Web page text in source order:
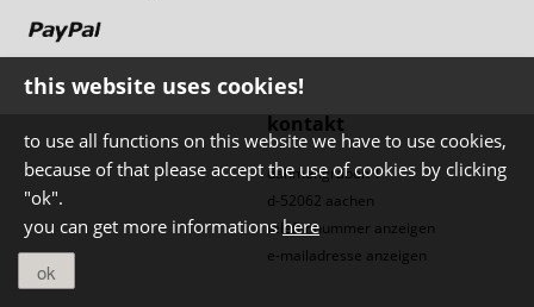
kontakt
dahmengraben 1
d-52062 aachen
telefonnummer anzeigen
e-mailadresse anzeigen
this website uses cookies!
to use all functions on this website we have to use cookies,
because of that please accept the use of cookies by clicking
"ok".
you can get more informationshere
ok